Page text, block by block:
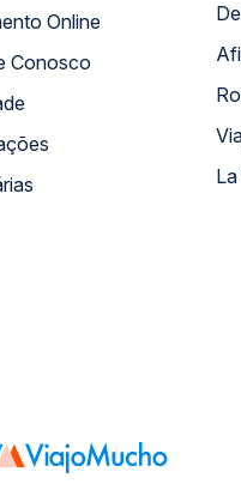
Atendimento Online
Conosco
Viações